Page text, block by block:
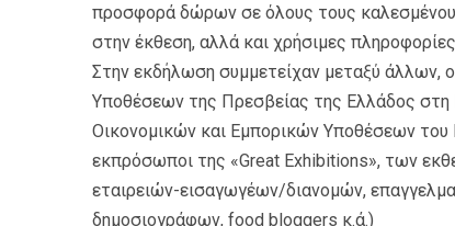
προσφορά δώρων σε όλους τους
στην έκθεση, αλλά και χρήσιμες πληροφορίες
Στην εκδήλωση συμμετείχαν μεταξύ άλλων,
Υποθέσεων της Πρεσβείας της Ελλάδος στη
Οικονομικών και Εμπορικών Υποθέσεων
εκπρόσωποι της «Great Exhibitions», των
εταιρειών-εισαγωγέων/διανομών,
δημοσιογράφων, food bloggers κ.ά.)